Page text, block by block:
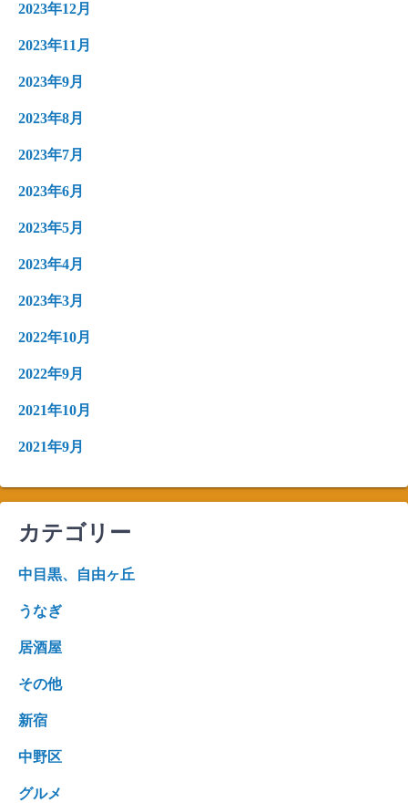
2023年12月
2023年11月
2023年9月
2023年8月
2023年7月
2023年6月
2023年5月
2023年4月
2023年3月
2022年10月
2022年9月
2021年10月
2021年9月
カテゴリー
中目黒、自由ヶ丘
うなぎ
居酒屋
その他
新宿
中野区
グルメ